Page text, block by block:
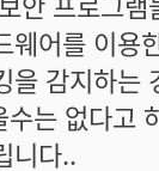
웨어를 이용
을 감지하는
는 없다고
니다..